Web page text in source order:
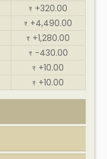
₹ +320.00
₹ +4,490.00
₹ +1,280.00
₹ -430.00
₹ +10.00
₹ +10.00